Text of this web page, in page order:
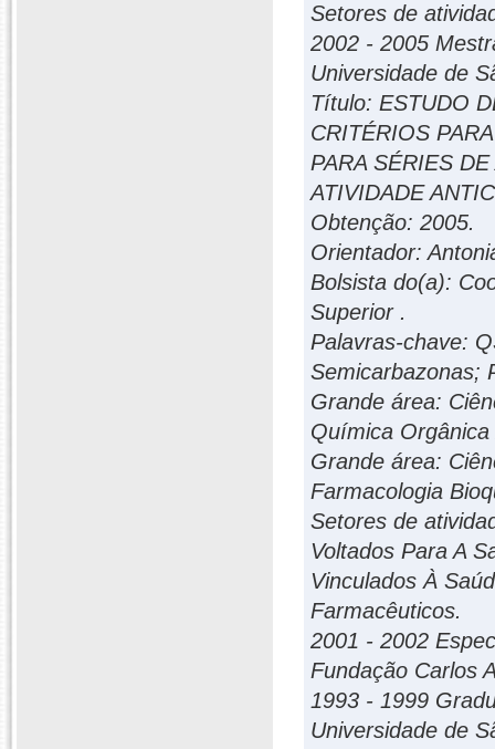
Setores de
2002 - 2005
Universidade de
Título: ESTUDO
CRITÉRIOS
PARA SÉRIES
ATIVIDADE
Obtenção: 2005.
Orientador:
Bolsista do(a):
Superior .
Palavras-chave:
Semicarbazonas;
Grande área:
Química
Grande área:
Farmacologia
Setores de
Voltados Para A
Vinculados À
Farmacêuticos.
2001 - 2002
Fundação Carlos
1993 - 1999
Universidade de